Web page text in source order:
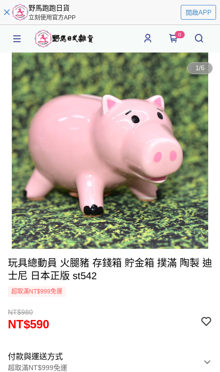
野馬跑跑日貨
立刻使用官方APP
開啟APP
0
1/6
玩具總動員 火腿豬 存錢箱 貯金箱 撲滿 陶製 迪
士尼 日本正版 st542
超取滿NT$999免運
NT$980
NT$590
付款與運送方式
超取滿NT$999免運